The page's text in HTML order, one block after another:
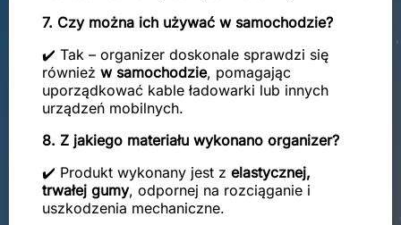
7. Czy można ich używać w samochodzie?
✔️ Tak – organizer doskonale sprawdzi się
również w samochodzie, pomagając
uporządkować kable ładowarki lub innych
urządzeń mobilnych.
8. Z jakiego materiału wykonano organizer?
✔️ Produkt wykonany jest z elastycznej,
trwałej gumy, odpornej na rozciąganie i
uszkodzenia mechaniczne.